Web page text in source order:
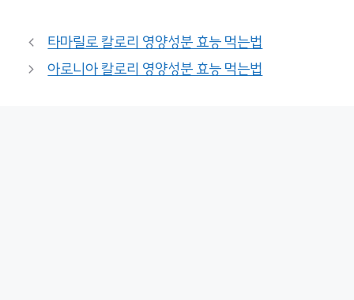
타마릴로 칼로리 영양성분 효능 먹는법
아로니아 칼로리 영양성분 효능 먹는법